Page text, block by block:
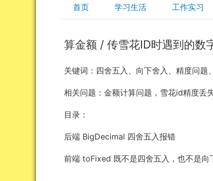
首页 学习生活 工作实习
算金额 / 传雪花ID时遇到的数
关键词：四舍五入、向下舍入、精度问题
相关问题：金额计算问题，雪花id精度丢
目录：
后端 BigDecimal 四舍五入报错
前端 toFixed 既不是四舍五入，也不是向